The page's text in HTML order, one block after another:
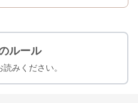
ルール
みください。